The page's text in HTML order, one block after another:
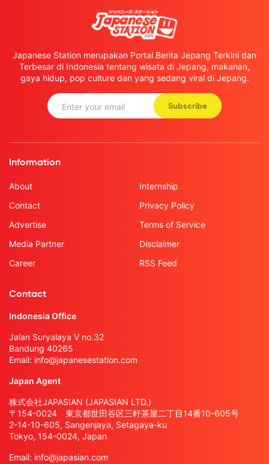
Japanese Station merupakan Portal Berita Jepang Terkini dan
Terbesar di Indonesia tentang wisata di Jepang, makanan,
gaya hidup, pop culture dan yang sedang viral di Jepang.
Subscribe
Information
About
Contact
Advertise
Media Partner
Career
Internship
Privacy Policy
Terms of Service
Disclaimer
RSS Feed
Contact
Indonesia Office
Jalan Suryalaya V no.32
Bandung 40265
Email: info@japanesestation.com
Japan Agent
株式会社JAPASIAN (JAPASIAN LTD.)
〒154-0024 東京都世田谷区三軒茶屋二丁目14番10-605号
2-14-10-605, Sangenjaya, Setagaya-ku
Tokyo, 154-0024, Japan
Email: info@japasian.com